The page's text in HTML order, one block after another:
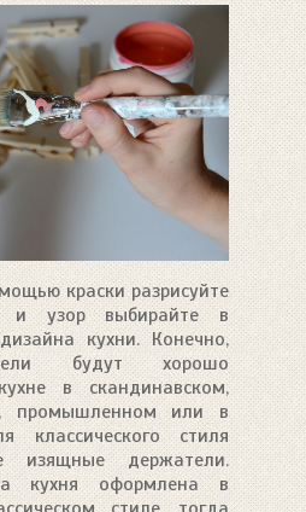
краски разрисуйте
и узор выбирайте в
кухни. Конечно,
будут хорошо
в скандинавском,
промышленном или в
классического стиля
изящные держатели.
кухня оформлена в